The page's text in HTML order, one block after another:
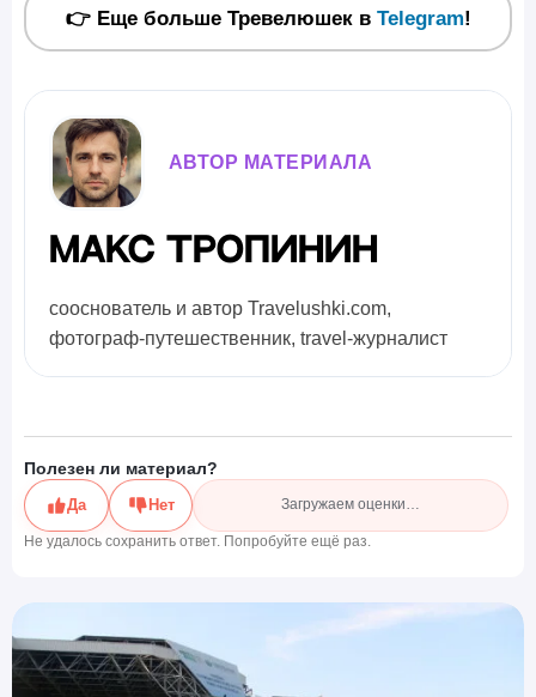
👉 Еще больше Тревелюшек в Telegram!
АВТОР МАТЕРИАЛА
Макс Тропинин
сооснователь и автор Travelushki.com,
фотограф-путешественник, travel-журналист
Полезен ли материал?
Да Нет Загружаем оценки…
Не удалось сохранить ответ. Попробуйте ещё раз.